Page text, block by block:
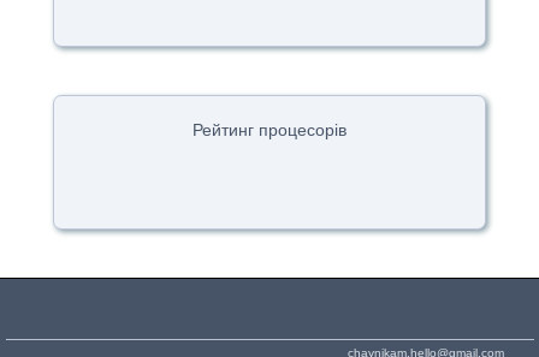
Рейтинг процесорів
chaynikam.hello@gmail.com